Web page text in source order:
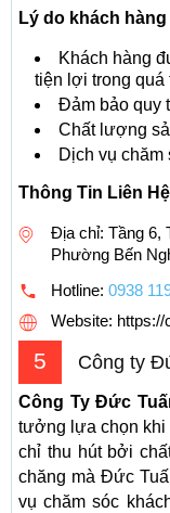
Lý do khách
Khách hàng
tiện lợi trong quá
Đảm bảo quy
Chất lượng
Dịch vụ chăm
Thông Tin Liên
Địa chỉ: Tầng 6,
Phường Bến
Hotline: 0938
Website:
5 Công ty
Công Ty Đức
tưởng lựa chọn khi
chỉ thu hút bởi
chăng mà Đức
vụ chăm sóc